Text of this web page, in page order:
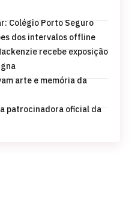
Colégio Porto Seguro
dos intervalos offline
recebe exposição
arte e memória da
patrocinadora oficial da